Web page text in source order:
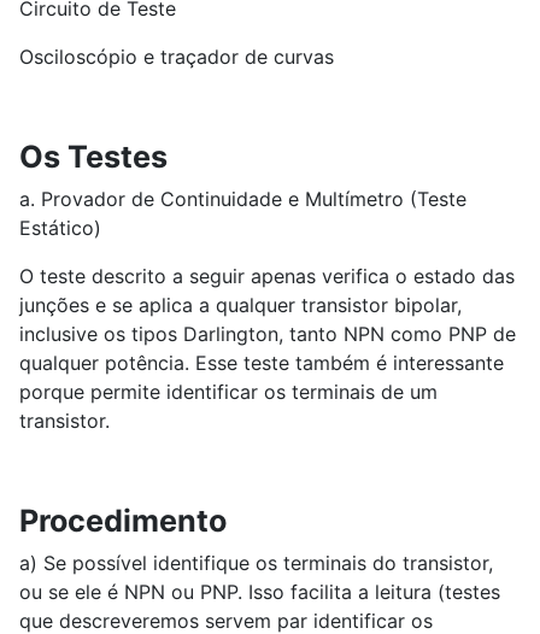
Circuito de Teste
Osciloscópio e traçador de curvas
Os Testes
a. Provador de Continuidade e Multímetro (Teste
Estático)
O teste descrito a seguir apenas verifica o estado das
junções e se aplica a qualquer transistor bipolar,
inclusive os tipos Darlington, tanto NPN como PNP de
qualquer potência. Esse teste também é interessante
porque permite identificar os terminais de um
transistor.
Procedimento
a) Se possível identifique os terminais do transistor,
ou se ele é NPN ou PNP. Isso facilita a leitura (testes
que descreveremos servem par identificar os